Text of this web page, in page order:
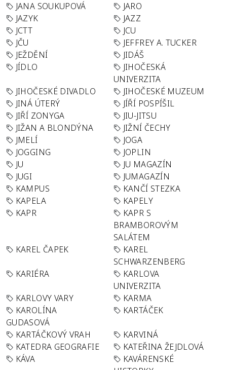
JANA SOUKUPOVÁ
JARO
JAZYK
JAZZ
JCTT
JCU
JČU
JEFFREY A. TUCKER
JEŽDĚNÍ
JIDÁŠ
JÍDLO
JIHOČESKÁ
UNIVERZITA
JIHOČESKÉ DIVADLO
JIHOČESKÉ MUZEUM
JINÁ ÚTERÝ
JÍŘÍ POSPÍŠIL
JIŘÍ ZONYGA
JIU-JITSU
JIŽAN A BLONDÝNA
JIŽNÍ ČECHY
JMELÍ
JOGA
JOGGING
JOPLIN
JU
JU MAGAZÍN
JUGI
JUMAGAZÍN
KAMPUS
KANČÍ STEZKA
KAPELA
KAPELY
KAPR
KAPR S
BRAMBOROVÝM
SALÁTEM
KAREL ČAPEK
KAREL
SCHWARZENBERG
KARIÉRA
KARLOVA
UNIVERZITA
KARLOVY VARY
KARMA
KAROLÍNA
GUDASOVÁ
KARTÁČEK
KARTÁČKOVÝ VRAH
KARVINÁ
KATEDRA GEOGRAFIE
KATEŘINA ŽEJDLOVÁ
KÁVA
KAVÁRENSKÉ